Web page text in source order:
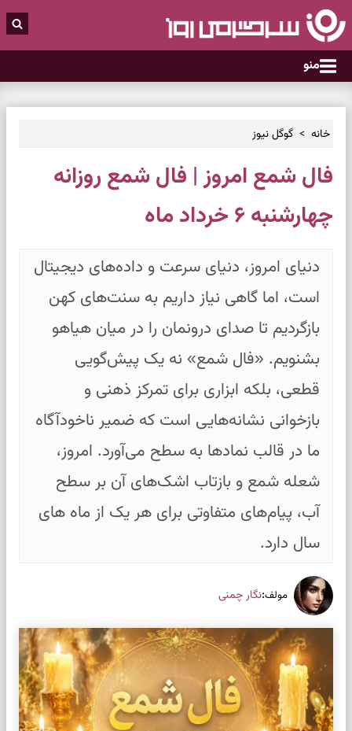
منو
خانه گوگل نیوز
فال شمع امروز | فال شمع روزانه
چهارشنبه ۶ خرداد ماه
دنیای امروز، دنیای سرعت و داده‌های دیجیتال
است، اما گاهی نیاز داریم به سنت‌های کهن
بازگردیم تا صدای درونمان را در میان هیاهو
بشنویم. «فال شمع» نه یک پیش‌گویی
قطعی، بلکه ابزاری برای تمرکز ذهنی و
بازخوانی نشانه‌هایی است که ضمیر ناخودآگاه
ما در قالب نمادها به سطح می‌آورد. امروز،
شعله شمع و بازتاب اشک‌های آن بر سطح
آب، پیام‌های متفاوتی برای هر یک از ماه های
سال دارد.
مولف:نگار چمنی